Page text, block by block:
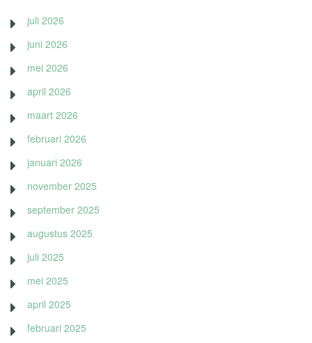
juli 2026
juni 2026
mei 2026
april 2026
maart 2026
februari 2026
januari 2026
november 2025
september 2025
augustus 2025
juli 2025
mei 2025
april 2025
februari 2025